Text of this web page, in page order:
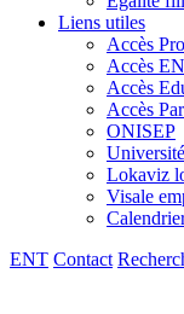
Liens utiles
Accès
Accès
Accès
Accès
ONISEP
Lokaviz
Visale
ENT Contact